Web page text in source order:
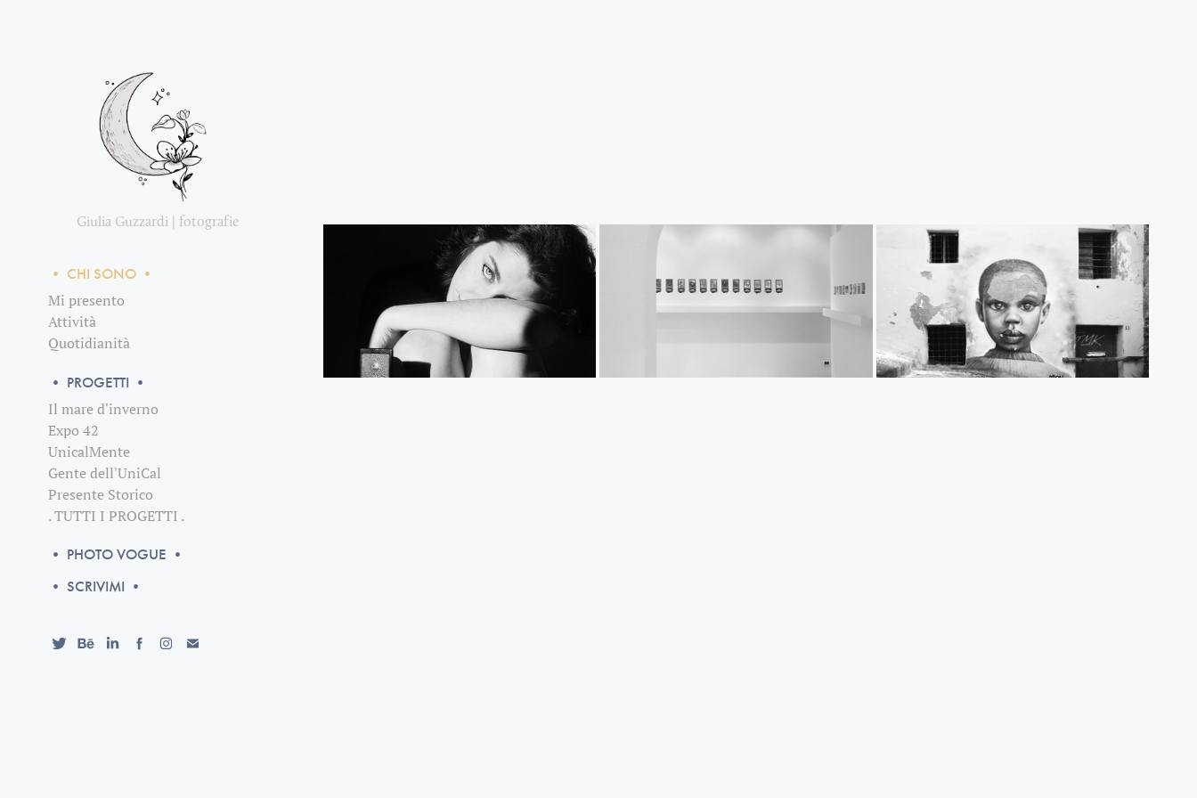
Giulia Guzzardi | fotografie
• CHI SONO •
Mi presento
Attività
Quotidianità
• PROGETTI •
Il mare d'inverno
Expo 42
UnicalMente
Gente dell'UniCal
Presente Storico
. TUTTI I PROGETTI .
• PHOTO VOGUE •
• SCRIVIMI •
MI PRESENTO ATTIVITÀ QUOTIDIANITÀ